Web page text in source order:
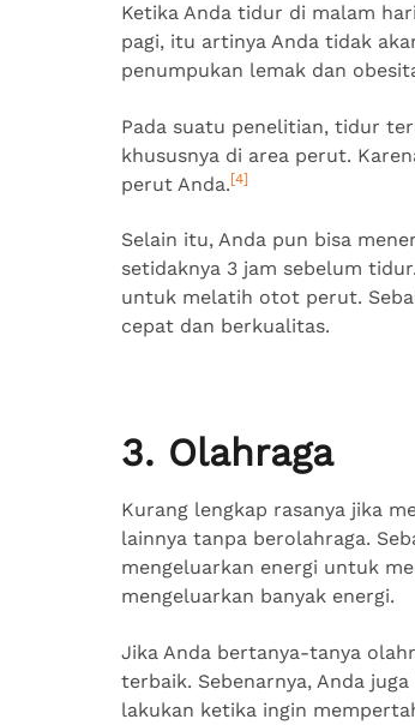
Ketika Anda tidur di malam
pagi, itu artinya Anda tidak
penumpukan lemak dan
Pada suatu penelitian, tidur
khususnya di area perut.
perut Anda.[4]
Selain itu, Anda pun bisa
setidaknya 3 jam sebelum
untuk melatih otot perut.
cepat dan berkualitas.
3. Olahraga
Kurang lengkap rasanya jika
lainnya tanpa berolahraga.
mengeluarkan energi untuk
mengeluarkan banyak energi.
Jika Anda bertanya-tanya
terbaik. Sebenarnya, Anda
lakukan ketika ingin